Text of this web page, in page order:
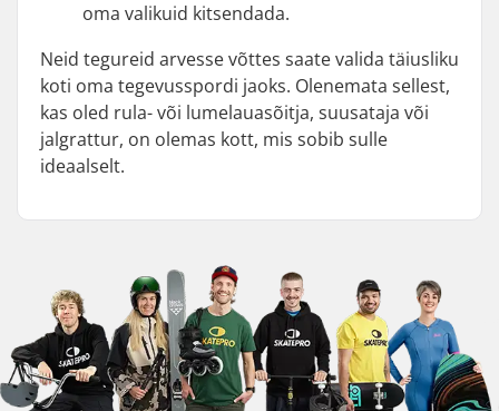
oma valikuid kitsendada.
Neid tegureid arvesse võttes saate valida täiusliku
koti oma tegevusspordi jaoks. Olenemata sellest,
kas oled rula- või lumelauasõitja, suusataja või
jalgrattur, on olemas kott, mis sobib sulle
ideaalselt.